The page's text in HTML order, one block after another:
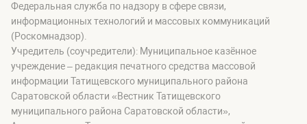
Федеральная служба по надзору в сфере связи,
информационных технологий и массовых коммуникаций
(Роскомнадзор).
Учредитель (соучредители): Муниципальное казённое
учреждение – редакция печатного средства массовой
информации Татищевского муниципального района
Саратовской области «Вестник Татищевского
муниципального района Саратовской области»,